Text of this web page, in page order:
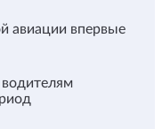
авиации впервые
водителям